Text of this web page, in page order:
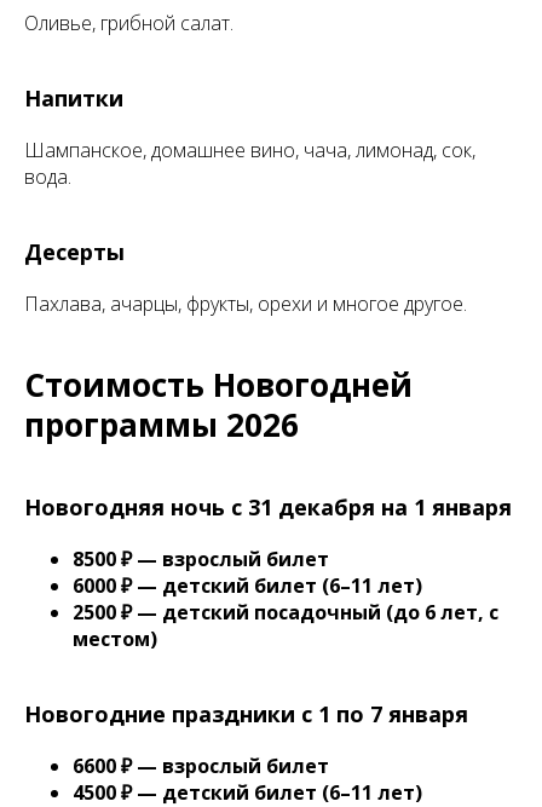
Оливье, грибной салат.
Напитки
Шампанское, домашнее вино, чача, лимонад, сок,
вода.
Десерты
Пахлава, ачарцы, фрукты, орехи и многое другое.
Стоимость Новогодней
программы 2026
Новогодняя ночь с 31 декабря на 1 января
8500 ₽ — взрослый билет
6000 ₽ — детский билет (6–11 лет)
2500 ₽ — детский посадочный (до 6 лет, с
местом)
Новогодние праздники с 1 по 7 января
6600 ₽ — взрослый билет
4500 ₽ — детский билет (6–11 лет)